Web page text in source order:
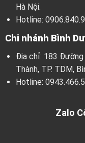
Hà Nội.
Hotline:
Chi nhánh Bình
Địa chỉ: 183 Đường
Thành, TP. TDM,
Hotline:
Zalo